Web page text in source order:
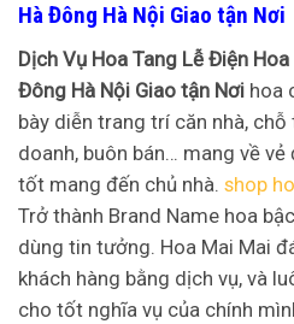
Hà Đông Hà Nội Giao tận Nơi
Dịch Vụ Hoa Tang Lễ Điện
Đông Hà Nội Giao tận Nơi hoa
bày diễn trang trí căn nhà,
doanh, buôn bán… mang về
tốt mang đến chủ nhà. shop
Trở thành Brand Name hoa
dùng tin tưởng. Hoa Mai Mai
khách hàng bằng dịch vụ, và
cho tốt nghĩa vụ của chính